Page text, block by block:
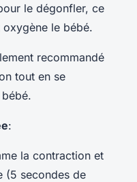
le dégonfler, ce
le bébé.
recommandé
tout en se
:
la contraction et
(5 secondes de